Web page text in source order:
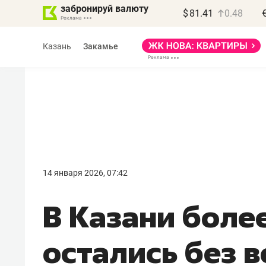
забронируй валюту $ 81.41 0.48
Казань Закамье
14 января 2026, 07:42
В Казани
остались без
правил, бизнес может
потерять минимум